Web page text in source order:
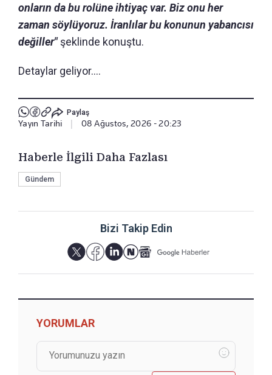
onların da bu rolüne ihtiyaç var. Biz onu her
zaman söylüyoruz. İranlılar bu konunun yabancısı
değiller"şeklinde konuştu.
Detaylar geliyor....
Paylaş
Yayın Tarihi 08 Ağustos, 2026 - 20:23
Haberle İlgili Daha Fazlası
Gündem
Bizi Takip Edin
YORUMLAR